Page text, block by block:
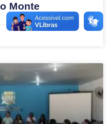
Monte